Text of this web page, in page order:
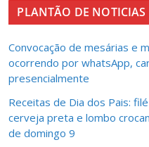
PLANTÃO DE NOTICIAS
Convocação de mesárias e
ocorrendo por whatsApp,
presencialmente
Receitas de Dia dos Pais:
cerveja preta e lombo
de domingo 9